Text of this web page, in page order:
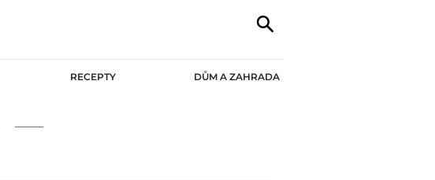
RECEPTY DŮM A ZAHRADA